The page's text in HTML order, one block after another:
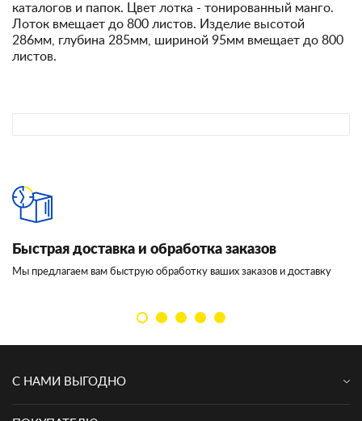
каталогов и папок. Цвет лотка - тонированный манго.
Лоток вмещает до 800 листов. Изделие высотой
286мм, глубина 285мм, шириной 95мм вмещает до 800
листов.
Быстрая доставка и обработка заказов
Мы предлагаем вам быструю обработку ваших заказов и доставку
С НАМИ ВЫГОДНО